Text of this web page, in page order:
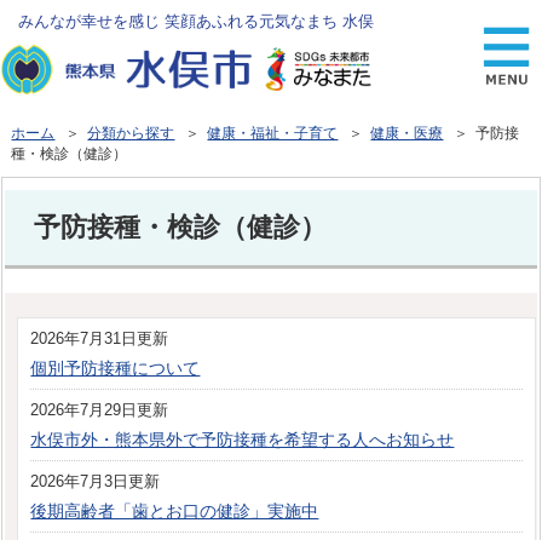
みんなが幸せを感じ 笑顔あふれる元気なまち 水俣
ホーム ＞分類から探す ＞健康・福祉・子育て ＞健康・医療 ＞ 予防接
種・検診（健診）
予防接種・検診（健診）
2026年7月31日更新
個別予防接種について
2026年7月29日更新
水俣市外・熊本県外で予防接種を希望する人へお知らせ
2026年7月3日更新
後期高齢者「歯とお口の健診」実施中